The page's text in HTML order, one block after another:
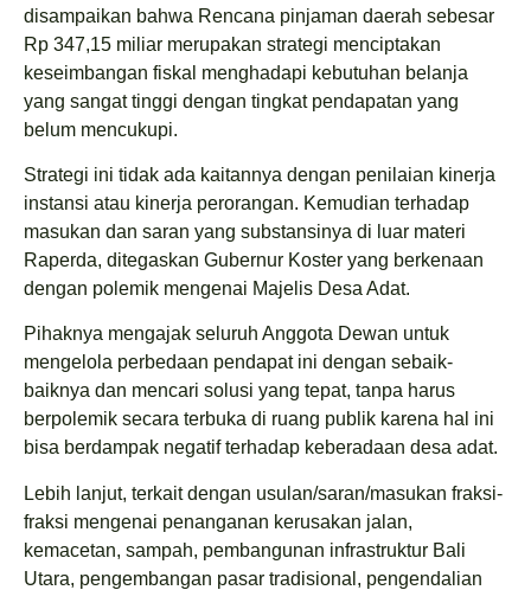
disampaikan bahwa Rencana pinjaman daerah sebesar
Rp 347,15 miliar merupakan strategi menciptakan
keseimbangan fiskal menghadapi kebutuhan belanja
yang sangat tinggi dengan tingkat pendapatan yang
belum mencukupi.
Strategi ini tidak ada kaitannya dengan penilaian kinerja
instansi atau kinerja perorangan. Kemudian terhadap
masukan dan saran yang substansinya di luar materi
Raperda, ditegaskan Gubernur Koster yang berkenaan
dengan polemik mengenai Majelis Desa Adat.
Pihaknya mengajak seluruh Anggota Dewan untuk
mengelola perbedaan pendapat ini dengan sebaik-
baiknya dan mencari solusi yang tepat, tanpa harus
berpolemik secara terbuka di ruang publik karena hal ini
bisa berdampak negatif terhadap keberadaan desa adat.
Lebih lanjut, terkait dengan usulan/saran/masukan fraksi-
fraksi mengenai penanganan kerusakan jalan,
kemacetan, sampah, pembangunan infrastruktur Bali
Utara, pengembangan pasar tradisional, pengendalian